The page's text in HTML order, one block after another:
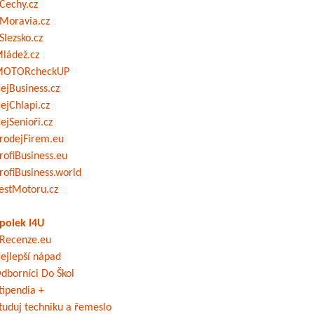
I4U
nápad
Do Škol
+
techniku a řemeslo